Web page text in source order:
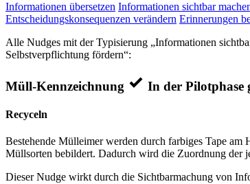
Informationen übersetzen Informationen sichtbar
Entscheidungskonsequenzen verändern Erinnerungen
Alle Nudges mit der Typisierung „Informationen
Selbstverpflichtung fördern“:
Müll-Kennzeichnung In der Pilotphase
Recyceln
Bestehende Mülleimer werden durch farbiges Tape
Müllsorten bebildert. Dadurch wird die Zuordnung der
Dieser Nudge wirkt durch die Sichtbarmachung von